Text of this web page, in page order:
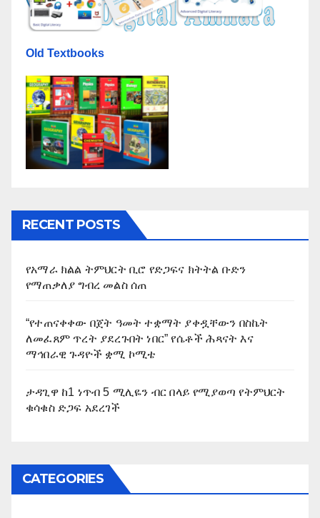
Old Textbooks
RECENT POSTS
የአማራ ክልል ትምህርት ቢሮ የድጋፍና ክትትል ቡድን
የማጠቃለያ ግብረ መልስ ሰጠ
“የተጠናቀቀው በጀት ዓመት ተቋማት ያቀዷቸውን በስኬት
ለመፈጸም ጥረት ያደረጉበት ነበር” የሴቶች ሕጻናት እና
ማኅበራዊ ጉዳዮች ቋሚ ኮሚቴ
ታዳጊዋ ከ1 ነጥብ 5 ሚሊዬን ብር በላይ የሚያወጣ የትምህርት
ቁሳቁስ ድጋፍ አደረገች
CATEGORIES